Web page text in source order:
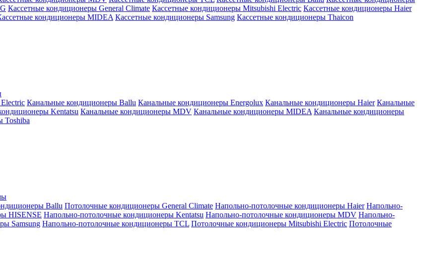
Кассетные кондиционеры General Climate Кассетные кондиционеры Mitsubishi Electric Кассетные кондиционеры Haier
кондиционеры MIDEA Кассетные кондиционеры Samsung Кассетные кондиционеры Thaicon
Канальные кондиционеры Ballu Канальные кондиционеры Energolux Канальные кондиционеры Haier Канальные
Kentatsu Канальные кондиционеры MDV Канальные кондиционеры MIDEA Канальные кондиционеры
Toshiba
Ballu Потолочные кондиционеры General Climate Напольно-потолочные кондиционеры Haier Напольно-
HISENSE Напольно-потолочные кондиционеры Kentatsu Напольно-потолочные кондиционеры MDV Напольно-
Samsung Напольно-потолочные кондиционеры TCL Потолочные кондиционеры Mitsubishi Electric Потолочные